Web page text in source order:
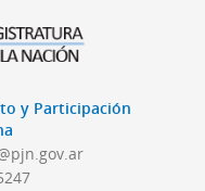
y Participación